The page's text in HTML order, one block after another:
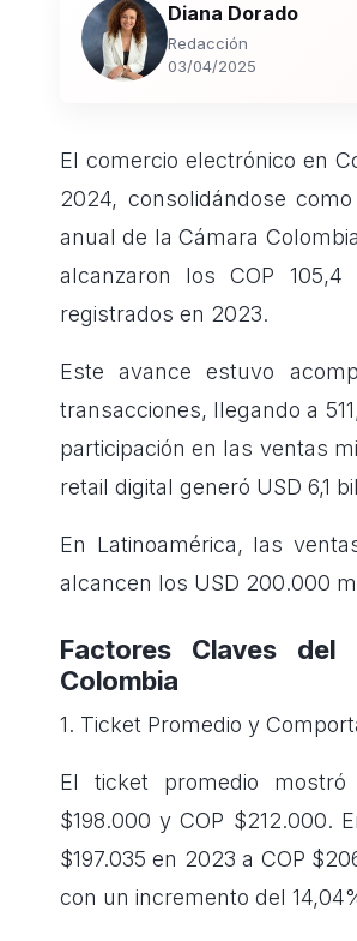
Diana Dorado
Redacción
03/04/2025
El comercio electrónico en
2024, consolidándose
anual de la Cámara
alcanzaron los COP
registrados en 2023.
Este avance estuvo
transacciones, llegando a
participación en las ventas
retail digital generó USD 6,1
En Latinoamérica, las
alcancen los USD 200.000
Factores Claves del
Colombia
1. Ticket Promedio y
El ticket promedio mostró
$198.000 y COP $212.000.
$197.035 en 2023 a COP
con un incremento del